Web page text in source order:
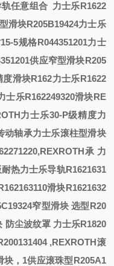
任意组合 力士乐R1622
滑块R205B19424力士乐
5规格R044351201力士
供应窄型滑块R205
度滑块R162力士乐R1622
士乐R162249320滑块RE
力士乐30-P级精度力
动轴承力士乐滚柱型滑块
承 力
耐热力士乐导轨R1621631
滑块R1621632
窄型滑块 选型R20
防尘波纹罩 力士乐R1820
,REXROTH滚
块， 1供应滚珠型R205A1